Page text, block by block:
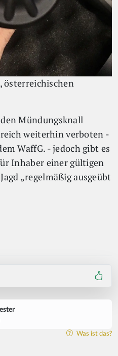
österreichischen
Mündungsknall
weiterhin verboten -
WaffG. - jedoch gibt es
Inhaber einer gültigen
„regelmäßig ausgeübt
Was ist das?